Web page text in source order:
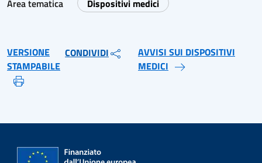
Area tematica Dispositivi medici
VERSIONE
STAMPABILE
CONDIVIDI
AVVISI SUI DISPOSITIVI
MEDICI